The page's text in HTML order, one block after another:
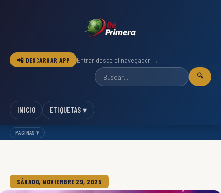
📲 DESCARGAR APP Entrar desde el navegador →
🔍
INICIO ETIQUETAS ▾
PÁGINAS ▾
SÁBADO, NOVIEMBRE 29, 2025